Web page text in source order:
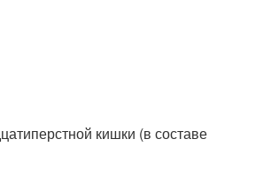
кишки (в составе